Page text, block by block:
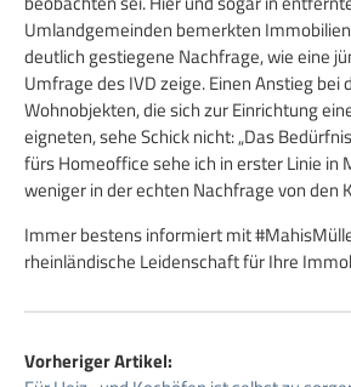
Umlandgemeinden bemerkten
deutlich gestiegene Nachfrage, wie eine
Umfrage des IVD zeige. Einen Anstieg bei
Wohnobjekten, die sich zur Einrichtung
eigneten, sehe Schick nicht: „Das
fürs Homeoffice sehe ich in erster Linie in
weniger in der echten Nachfrage von den
Immer bestens informiert mit
rheinländische Leidenschaft für Ihre
Vorheriger Artikel: